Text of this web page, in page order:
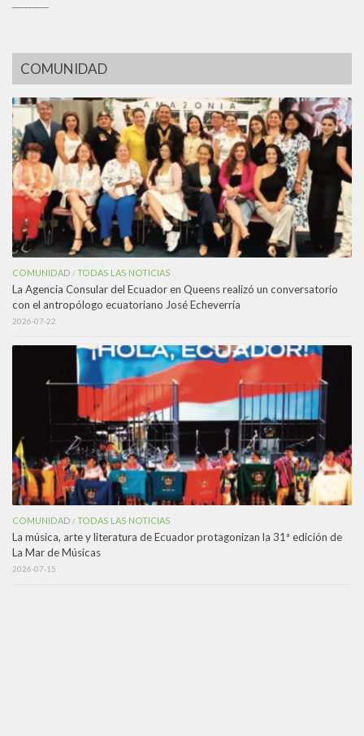
COMUNIDAD
COMUNIDAD /TODAS LAS NOTICIAS
La Agencia Consular del Ecuador en Queens realizó un conversatorio
con el antropólogo ecuatoriano José Echeverría
2026-07-22
COMUNIDAD /TODAS LAS NOTICIAS
La música, arte y literatura de Ecuador protagonizan la 31ª edición de
La Mar de Músicas
2026-07-15